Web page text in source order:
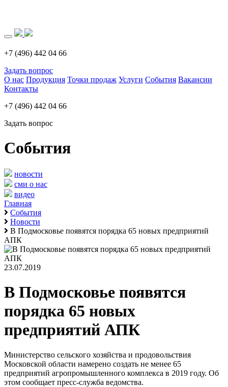
+7 (496) 442 04 66
Задать вопрос
О нас Продукция Точки продаж Услуги События Вакансии
Контакты
+7 (496) 442 04 66
Задать вопрос
События
новости
сми о нас
видео
Главная
События
Новости
В Подмосковье появятся порядка 65 новых предприятий
АПК
23.07.2019
В Подмосковье появятся
порядка 65 новых
предприятий АПК
Министерство сельского хозяйства и продовольствия
Московской области намерено создать не менее 65
предприятий агропромышленного комплекса в 2019 году. Об
этом сообщает пресс-служба ведомства.